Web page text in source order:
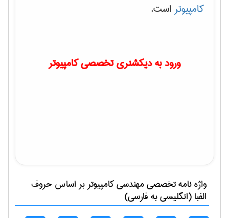
کامپیوتراست.
ورود به دیکشنری تخصصی کامپیوتر
واژه نامه تخصصیمهندسی كامپيوتربر اساس حروف
الفبا (انگلیسی به فارسی)